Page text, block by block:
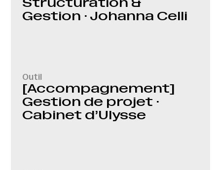
Gestion · Johanna Celli
Outil
[Accompagnement]
Gestion de projet ·
Cabinet d’Ulysse